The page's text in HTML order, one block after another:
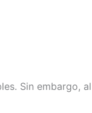
Sin embargo,